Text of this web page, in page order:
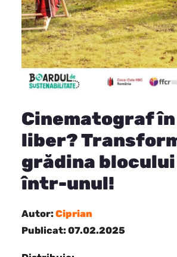
Cinematograf
liber?
grădina
într-unul!
Autor: Ciprian
Publicat: 07.02.2025